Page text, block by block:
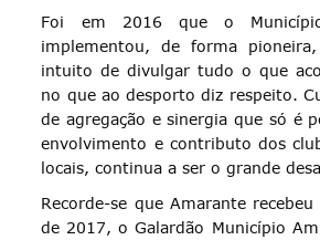
Foi em 2016 que o
implementou, de forma
intuito de divulgar tudo o que
no que ao desporto diz respeito.
de agregação e sinergia que só é
envolvimento e contributo dos
locais, continua a ser o grande
Recorde-se que Amarante
de 2017, o Galardão Município